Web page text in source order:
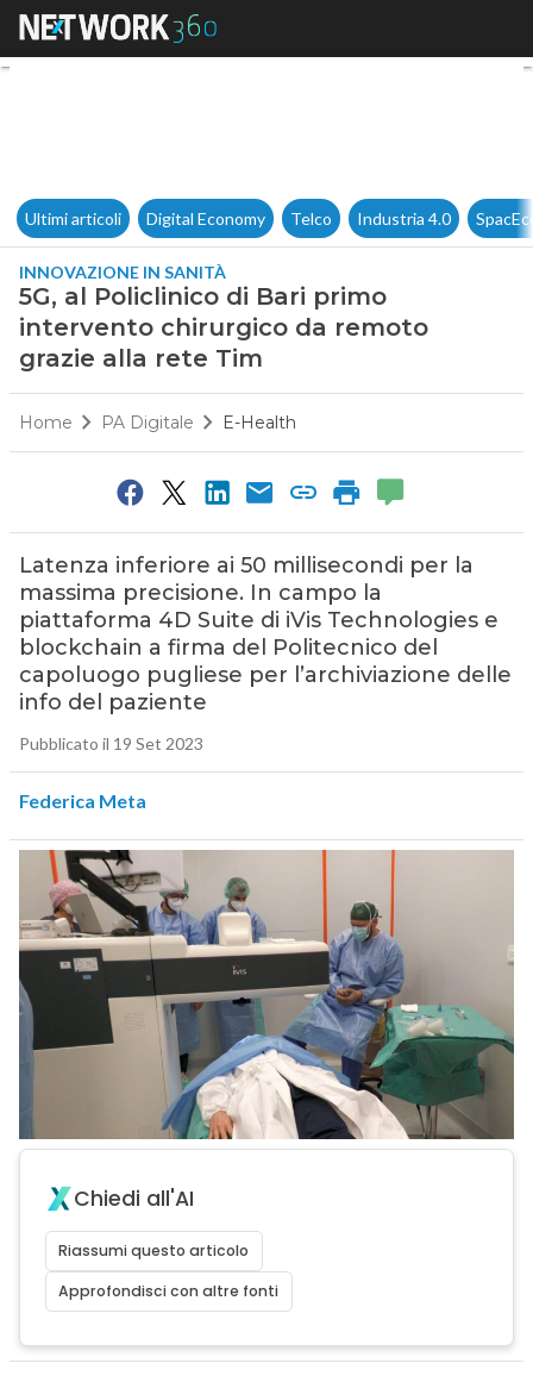
5G, al Policlinico di Bari
Ultimi articoli Digital Economy Telco Industria 4.0
INNOVAZIONE IN SANITÀ
5G, al Policlinico di Bari primo
intervento chirurgico da remoto
grazie alla rete Tim
Home PA Digitale E-Health
Latenza inferiore ai 50 millisecondi per la
massima precisione. In campo la
piattaforma 4D Suite di iVis Technologies e
blockchain a firma del Politecnico del
capoluogo pugliese per l’archiviazione delle
info del paziente
Pubblicato il 19 Set 2023
Federica Meta
Chiedi all'AI
Riassumi questo articolo
Approfondisci con altre fonti